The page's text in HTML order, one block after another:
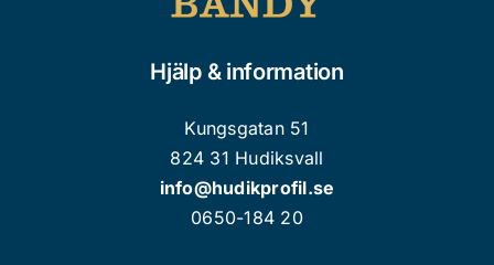
Hjälp & information
Kungsgatan 51
824 31 Hudiksvall
info@hudikprofil.se
0650-184 20